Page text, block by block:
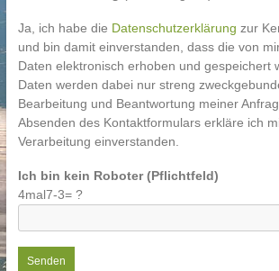
Ja, ich habe die Datenschutzerklärung zur
und bin damit einverstanden, dass die von
Daten elektronisch erhoben und gespeichert
Daten werden dabei nur streng
Bearbeitung und Beantwortung meiner
Absenden des Kontaktformulars erkläre ich
Verarbeitung einverstanden.
Ich bin kein Roboter (Pflichtfeld)
4mal7-3= ?